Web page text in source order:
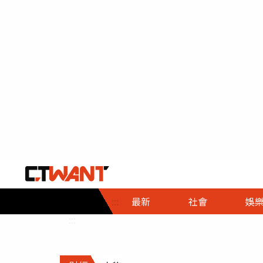
::: 最新 社會
社會首頁
時事
調查
娛樂
娛樂首頁
即時
財經首頁
熱線
政